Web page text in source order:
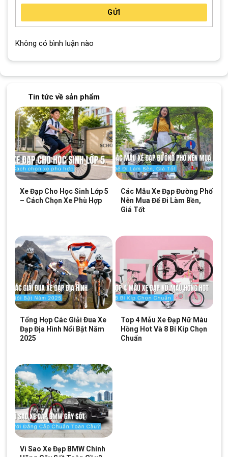
thoải mái khi di chuyển trên địa hình đường phố. Nó có cấu trúc
chắc chắn được làm bằng thép, giúp tạo sự ổn định và độ bền
khác nhau.
Phuộc Thép Xe Đạp GN 06-24 27
Phanh vành đơn giản
Phanh được dùng cho xe lần này là loại phanh vành có cơ cấu
hoạt động dễ dàng lại nhanh chóng, có thể giúp cho xe phanh
thắng đơn giản nhưng nhanh chóng dù là đang hoạt động với
tốc độ cao.
GỬI
Không có bình luận nào
Tin tức về sản phẩm
Xe Đạp Cho Học Sinh Lớp 5
– Cách Chọn Xe Phù Hợp
Các Mẫu Xe Đạp Đường Phố
Nên Mua Để Đi Làm Bền,
Giá Tốt
Tổng Hợp Các Giải Đua Xe
Đạp Địa Hình Nổi Bật Năm
2025
Top 4 Mẫu Xe Đạp Nữ Màu
Hồng Hot Và 8 Bí Kíp Chọn
Chuẩn
Vì Sao Xe Đạp BMW Chính